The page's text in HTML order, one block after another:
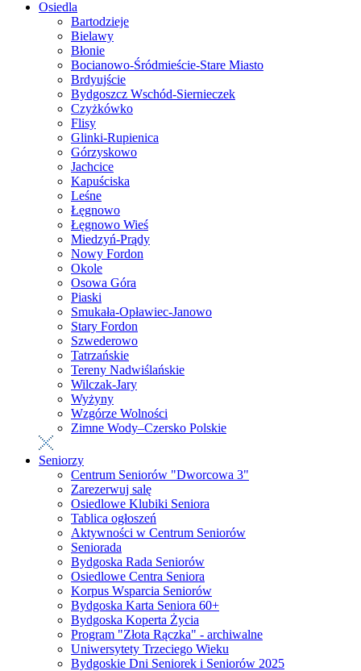
Osiedla
Bartodzieje
Bielawy
Błonie
Bocianowo-Śródmieście-Stare Miasto
Brdyujście
Bydgoszcz Wschód-Siernieczek
Czyżkówko
Flisy
Glinki-Rupienica
Górzyskowo
Jachcice
Kapuściska
Leśne
Łęgnowo
Łęgnowo Wieś
Miedzyń-Prądy
Nowy Fordon
Okole
Osowa Góra
Piaski
Smukała-Opławiec-Janowo
Stary Fordon
Szwederowo
Tatrzańskie
Tereny Nadwiślańskie
Wilczak-Jary
Wyżyny
Wzgórze Wolności
Zimne Wody–Czersko Polskie
Seniorzy
Centrum Seniorów "Dworcowa 3"
Zarezerwuj salę
Osiedlowe Klubiki Seniora
Tablica ogłoszeń
Aktywności w Centrum Seniorów
Seniorada
Bydgoska Rada Seniorów
Osiedlowe Centra Seniora
Korpus Wsparcia Seniorów
Bydgoska Karta Seniora 60+
Bydgoska Koperta Życia
Program "Złota Rączka" - archiwalne
Uniwersytety Trzeciego Wieku
Bydgoskie Dni Seniorek i Seniorów 2025